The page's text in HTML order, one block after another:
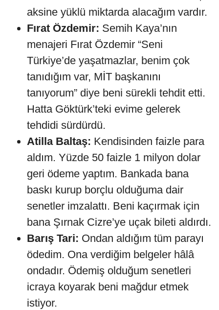
aksine yüklü miktarda alacağım vardır.
Fırat Özdemir: Semih Kaya’nın
menajeri Fırat Özdemir “Seni
Türkiye’de yaşatmazlar, benim çok
tanıdığım var, MİT başkanını
tanıyorum” diye beni sürekli tehdit etti.
Hatta Göktürk’teki evime gelerek
tehdidi sürdürdü.
Atilla Baltaş: Kendisinden faizle para
aldım. Yüzde 50 faizle 1 milyon dolar
geri ödeme yaptım. Bankada bana
baskı kurup borçlu olduğuma dair
senetler imzalattı. Beni kaçırmak için
bana Şırnak Cizre’ye uçak bileti aldırdı.
Barış Tari: Ondan aldığım tüm parayı
ödedim. Ona verdiğim belgeler hâlâ
ondadır. Ödemiş olduğum senetleri
icraya koyarak beni mağdur etmek
istiyor.